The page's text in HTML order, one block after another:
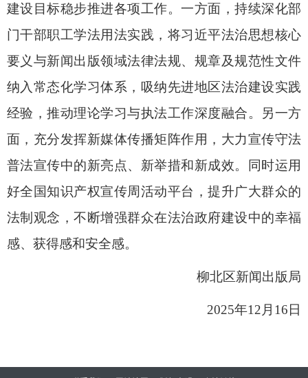
建设目标稳步推进各项工作。一方面，持续深化部
门干部职工学法用法实践，将习近平法治思想核心
要义与新闻出版领域法律法规、规章及规范性文件
纳入常态化学习体系，吸纳先进地区法治建设实践
经验，推动理论学习与执法工作深度融合。另一方
面，充分发挥新媒体传播矩阵作用，大力宣传守法
普法宣传中的新亮点、新举措和新成效。同时运用
好全国知识产权宣传周活动平台，提升广大群众的
法制观念，不断增强群众在法治政府建设中的幸福
感、获得感和安全感。
柳北区新闻出版局
2025年12 月 16 日